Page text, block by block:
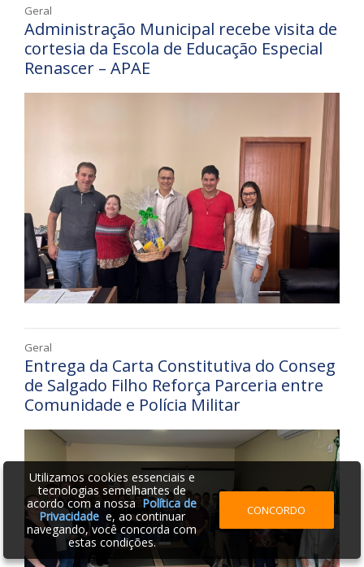
Geral
Administração Municipal recebe visita de
cortesia da Escola de Educação Especial
Renascer – APAE
Geral
Entrega da Carta Constitutiva do Conseg
de Salgado Filho Reforça Parceria entre
Comunidade e Polícia Militar
Utilizamos cookies essenciais e
tecnologias semelhantes de
acordo com a nossaPolítica de
Privacidadee, ao continuar
navegando, você concorda com
estas condições.
CONCORDO